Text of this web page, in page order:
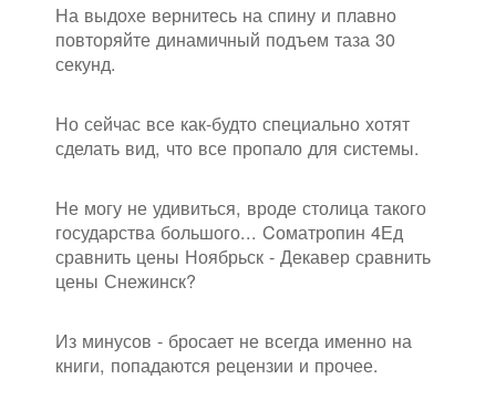
На выдохе вернитесь на спину и плавно
повторяйте динамичный подъем таза 30
секунд.
Но сейчас все как-будто специально хотят
сделать вид, что все пропало для системы.
Не могу не удивиться, вроде столица такого
государства большого... Cоматропин 4Ед
сравнить цены Ноябрьск - Декавер сравнить
цены Снежинск?
Из минусов - бросает не всегда именно на
книги, попадаются рецензии и прочее.